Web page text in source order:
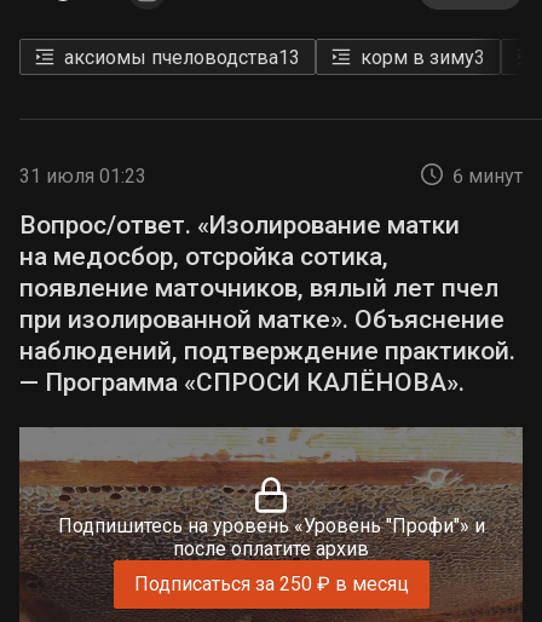
аксиомы пчеловодства13 корм в зиму3
31 июля 01:23 6 минут
Вопрос/ответ. «Изолирование матки
на медосбор, отсройка сотика,
появление маточников, вялый лет пчел
при изолированной матке». Объяснение
наблюдений, подтверждение практикой.
— Программа «СПРОСИ КАЛЁНОВА».
Подпишитесь на уровень «Уровень "Профи"» и
после оплатите архив
Подписаться за 250 ₽ в месяц